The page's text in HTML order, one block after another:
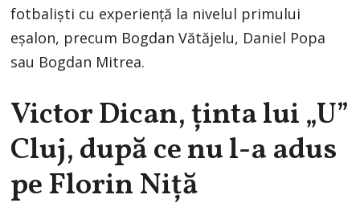
fotbaliști cu experiență la nivelul primului
eșalon, precum Bogdan Vătăjelu, Daniel Popa
sau Bogdan Mitrea.
Victor Dican, ținta lui „U”
Cluj, după ce nu l-a adus
pe Florin Niță